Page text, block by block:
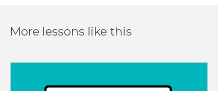
More lessons like this